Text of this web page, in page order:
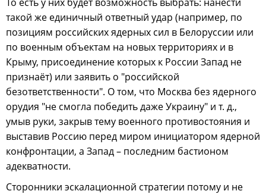
такой же единичный ответный удар (например, по
позициям российских ядерных сил в Белоруссии или
по военным объектам на новых территориях и в
Крыму, присоединение которых к России Запад не
признаёт) или заявить о "российской
безответственности". О том, что Москва без ядерного
орудия "не смогла победить даже Украину" и т. д.,
умыв руки, закрыв тему военного противостояния и
выставив Россию перед миром инициатором ядерной
конфронтации, а Запад – последним бастионом
адекватности.
Сторонники эскалационной стратегии потому и не